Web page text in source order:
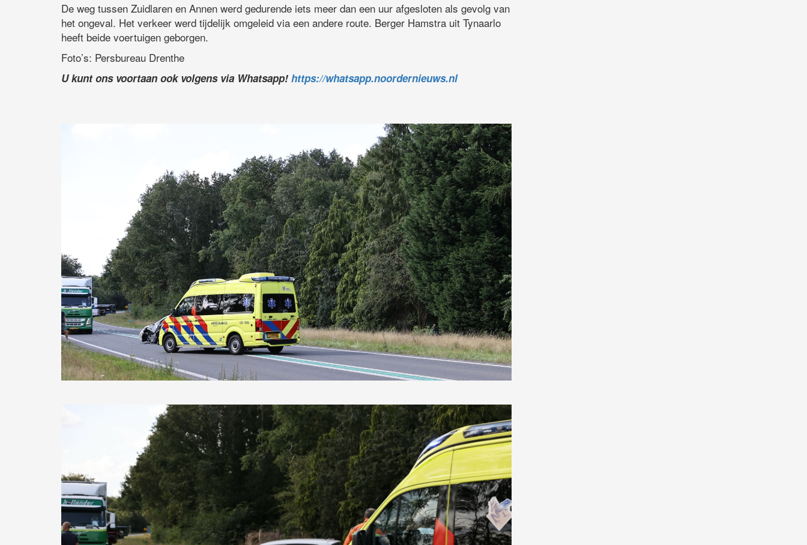
De weg tussen Zuidlaren en Annen werd gedurende iets meer dan een uur afgesloten als gevolg van
het ongeval. Het verkeer werd tijdelijk omgeleid via een andere route. Berger Hamstra uit Tynaarlo
heeft beide voertuigen geborgen.
Foto’s: Persbureau Drenthe
U kunt ons voortaan ook volgens via Whatsapp! https://whatsapp.noordernieuws.nl